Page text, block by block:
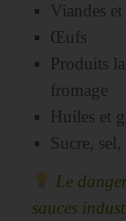
Viandes
Œufs
Produits
fromage
Huiles et
Sucre,
Le
sauces